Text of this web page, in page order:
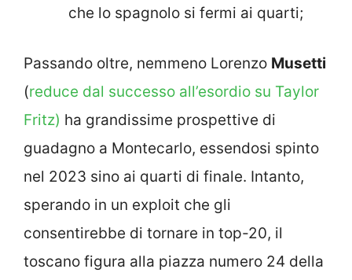
che lo spagnolo si fermi ai quarti;
Passando oltre, nemmeno Lorenzo Musetti
(reduce dal successo all’esordio su Taylor
Fritz) ha grandissime prospettive di
guadagno a Montecarlo, essendosi spinto
nel 2023 sino ai quarti di finale. Intanto,
sperando in un exploit che gli
consentirebbe di tornare in top-20, il
toscano figura alla piazza numero 24 della